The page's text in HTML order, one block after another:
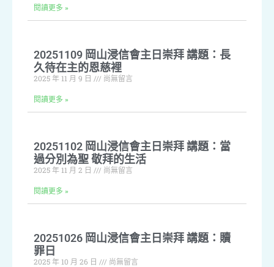
閱讀更多 »
20251109 岡山浸信會主日崇拜 講題：長
久待在主的恩慈裡
2025 年 11 月 9 日 尚無留言
閱讀更多 »
20251102 岡山浸信會主日崇拜 講題：當
過分別為聖 敬拜的生活
2025 年 11 月 2 日 尚無留言
閱讀更多 »
20251026 岡山浸信會主日崇拜 講題：贖
罪日
2025 年 10 月 26 日 尚無留言